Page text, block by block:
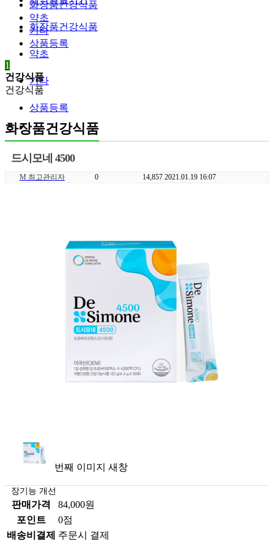
화장품건강식품
약초
기타
상품등록
화장품건강식품
약초
기타
상품등록
1
건강식품
건강식품
화장품건강식품
드시모네 4500
M 최고관리자 0 14,857 2021.01.19 16:07
번째 이미지 새창
장기능 개선
판매가격
84,000원
포인트
0점
배송비결제
주문시 결제